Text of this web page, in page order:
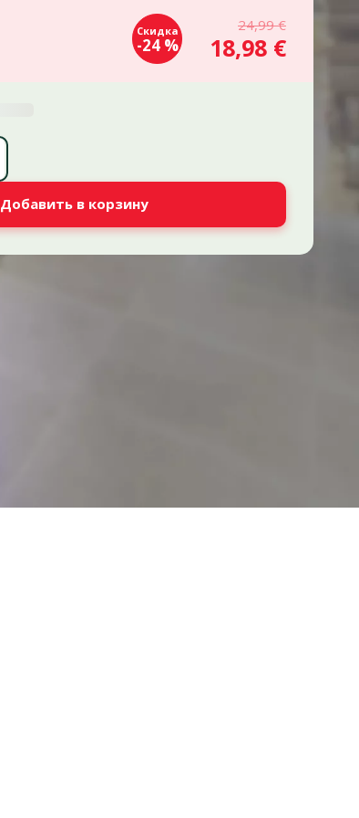
Скидка
-24 %
24,99 €
18,98 €
Добавить в корзину